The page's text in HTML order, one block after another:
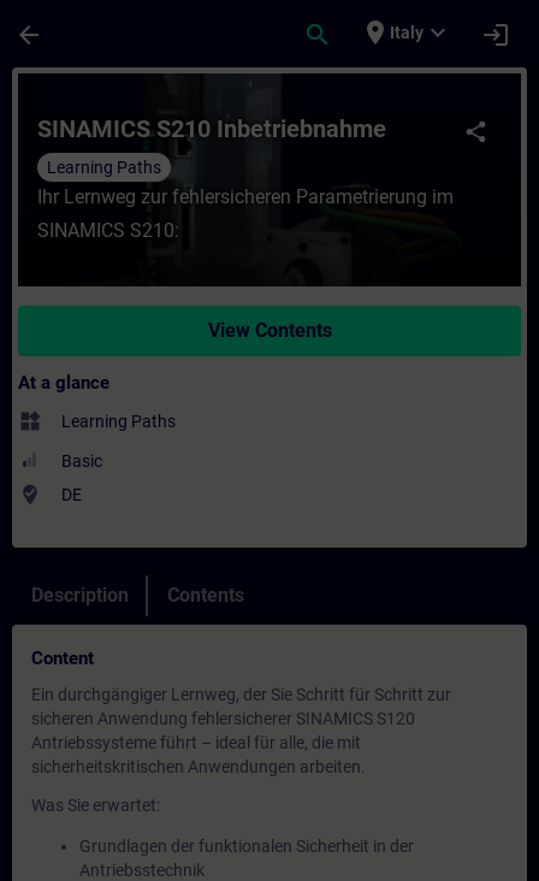
arrow_back search place Italy expand_more login
Course - SINAMICS S210
share
SINAMICS S210 Inbetriebnahme
Learning Paths
Ihr Lernweg zur fehlersicheren Parametrierung im
SINAMICS S210:
View Contents
At a glance
widgets Learning Paths
Basic
where_to_vote DE
Description Contents
Content
Ein durchgängiger Lernweg, der Sie Schritt für Schritt zur
sicheren Anwendung fehlersicherer SINAMICS S120
Antriebssysteme führt – ideal für alle, die mit
sicherheitskritischen Anwendungen arbeiten.
Was Sie erwartet:
Grundlagen der funktionalen Sicherheit in der
Antriebsstechnik